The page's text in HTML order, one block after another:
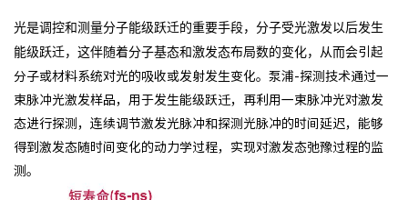
光是调控和测量分子能级跃迁的重要手段，分子受光激发以后发生
能级跃迁，这伴随着分子基态和激发态布局数的变化，从而会引起
分子或材料系统对光的吸收或发射发生变化。泵浦-探测技术通过一
束脉冲光激发样品，用于发生能级跃迁，再利用一束脉冲光对激发
态进行探测，连续调节激发光脉冲和探测光脉冲的时间延迟，能够
得到激发态随时间变化的动力学过程，实现对激发态弛豫过程的监
测。